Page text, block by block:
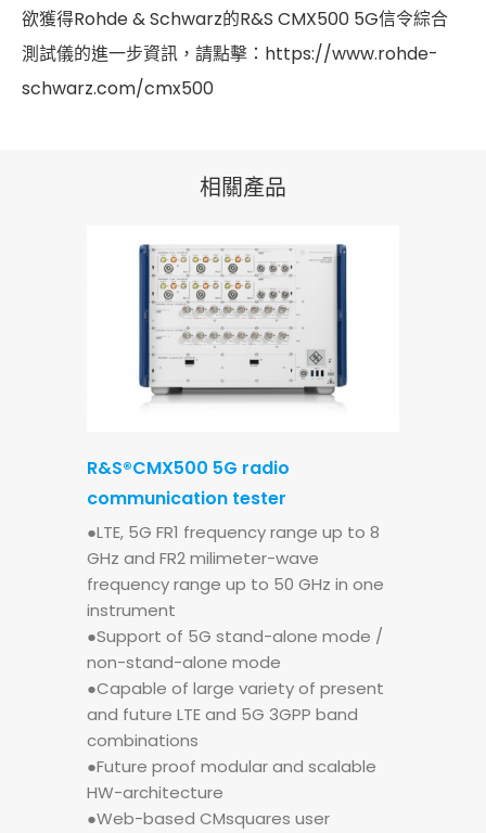
欲獲得Rohde & Schwarz的R&S CMX500 5G信令綜合
測試儀的進一步資訊，請點擊：https://www.rohde-
schwarz.com/cmx500
相關產品
R&S®CMX500 5G radio
communication tester
●LTE, 5G FR1 frequency range up to 8
GHz and FR2 milimeter-wave
frequency range up to 50 GHz in one
instrument
●Support of 5G stand-alone mode /
non-stand-alone mode
●Capable of large variety of present
and future LTE and 5G 3GPP band
combinations
●Future proof modular and scalable
HW-architecture
●Web-based CMsquares user